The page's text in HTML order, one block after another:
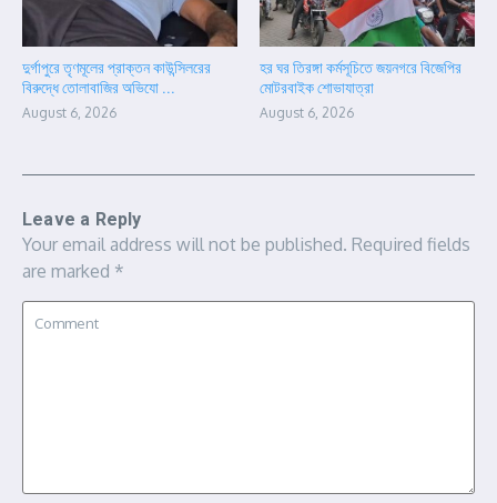
দুর্গাপুরে তৃণমূলের প্রাক্তন কাউন্সিলরের
বিরুদ্ধে তোলাবাজির অভিযো ...
August 6, 2026
হর ঘর তিরঙ্গা কর্মসূচিতে জয়নগরে বিজেপির
মোটরবাইক শোভাযাত্রা
August 6, 2026
Leave a Reply
Your email address will not be published. Required fields
are marked *